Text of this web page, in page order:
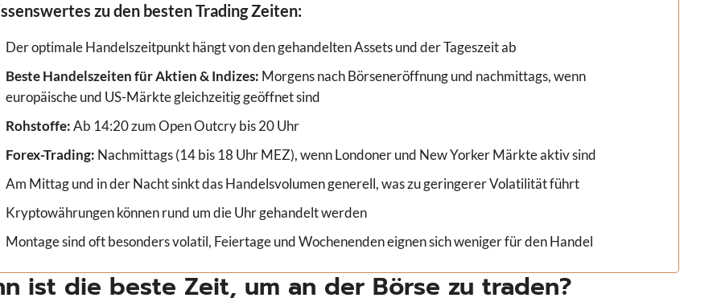
zu den besten Trading Zeiten:
Der optimale Handelszeitpunkt hängt von den gehandelten Assets und der Tageszeit ab
Beste Handelszeiten für Aktien & Indizes: Morgens nach Börseneröffnung und nachmittags, wenn
europäische und US-Märkte gleichzeitig geöffnet sind
Rohstoffe:Ab 14:20 zum Open Outcry bis 20 Uhr
Forex-Trading: Nachmittags (14 bis 18 Uhr MEZ), wenn Londoner und New Yorker Märkte aktiv sind
Am Mittag und in der Nacht sinkt das Handelsvolumen generell, was zu geringerer Volatilität führt
Kryptowährungen können rund um die Uhr gehandelt werden
Montage sind oft besonders volatil, Feiertage und Wochenenden eignen sich weniger für den Handel
ist die beste Zeit, um an der Börse zu traden?